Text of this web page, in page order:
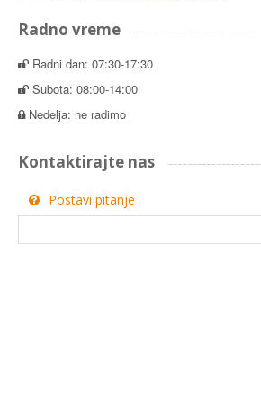
Radno vreme
Radni dan: 07:30-17:30
Subota: 08:00-14:00
Nedelja: ne radimo
Kontaktirajte nas
Postavi pitanje